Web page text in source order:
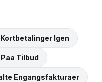
Igen
Tilbud
Engangsfakturaer